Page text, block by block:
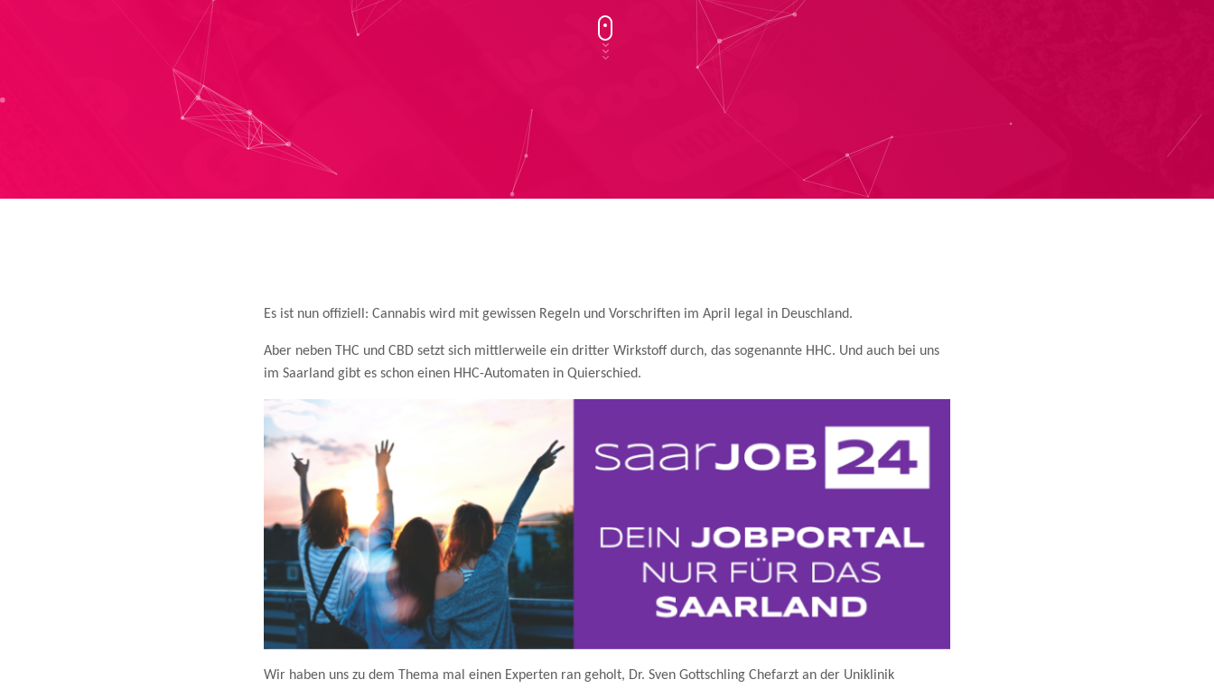
Es ist nun offiziell: Cannabis wird mit gewissen Regeln und Vorschriften im April legal in Deuschland.
Aber neben THC und CBD setzt sich mittlerweile ein dritter Wirkstoff durch, das sogenannte HHC. Und auch bei uns
im Saarland gibt es schon einen HHC-Automaten in Quierschied.
Wir haben uns zu dem Thema mal einen Experten ran geholt, Dr. Sven Gottschling Chefarzt an der Uniklinik